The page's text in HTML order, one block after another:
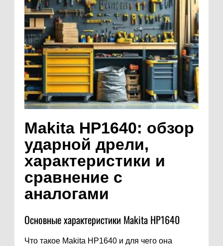
Makita HP1640: обзор
ударной дрели,
характеристики и
сравнение с
аналогами
Основные характеристики Makita HP1640
Что такое Makita HP1640 и для чего она